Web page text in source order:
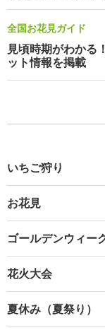
全国お花見ガイド
見頃時期がわかる
ット情報を掲載
いちご狩り
お花見
ゴールデンウィー
花火大会
夏休み（夏祭り）